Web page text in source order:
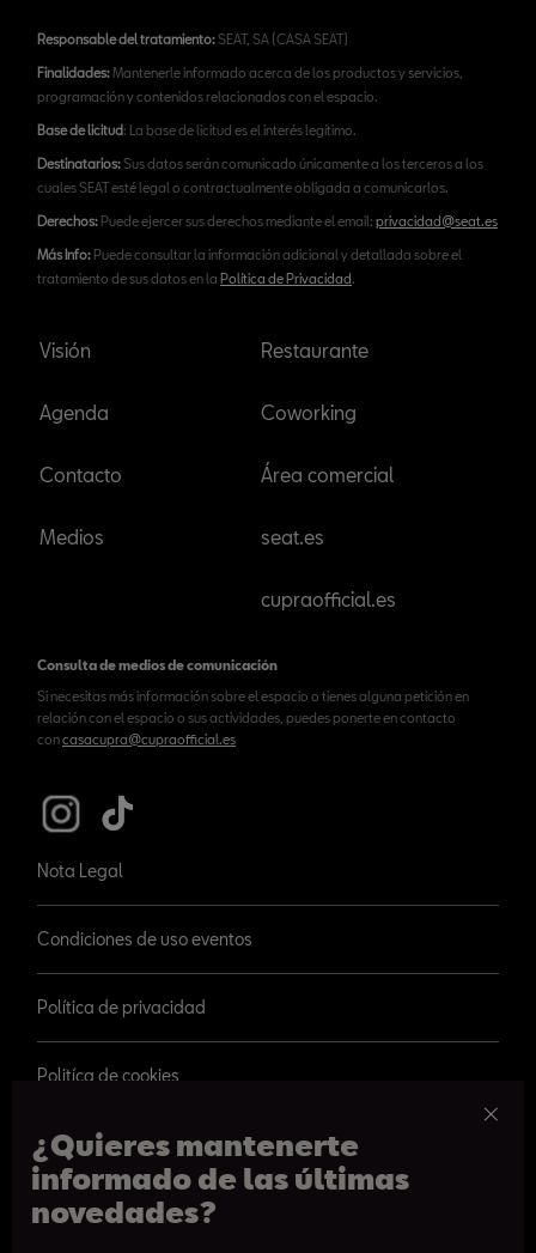
¿Quieres mantenerte
informado de las últimas
novedades?
Responsable del tratamiento:SEAT, SA (CASA SEAT)
Finalidades:Mantenerle informado acerca de los productos y servicios,
programación y contenidos relacionados con el espacio.
Base de licitud: La base de licitud es el interés legítimo.
Destinatarios:Sus datos serán comunicado únicamente a los terceros a los
cuales SEAT esté legal o contractualmente obligada a comunicarlos.
Derechos: Puede ejercer sus derechos mediante el email: privacidad@seat.es
Más Info: Puede consultar la información adicional y detallada sobre el
tratamiento de sus datos en la Política de Privacidad.
Visión
Agenda
Contacto
Medios
Restaurante
Coworking
Área comercial
seat.es
cupraofficial.es
Consulta de medios de comunicación
Si necesitas más información sobre el espacio o tienes alguna petición en
relación con el espacio o sus actividades, puedes ponerte en contacto
concasacupra@cupraofficial.es
Nota Legal
Condiciones de uso eventos
Política de privacidad
Politíca de cookies